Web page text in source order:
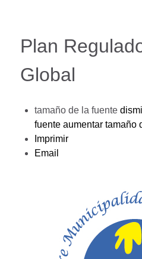
Plan
Global
tamaño de la fuente
fuente aumentar tamaño
Imprimir
Email